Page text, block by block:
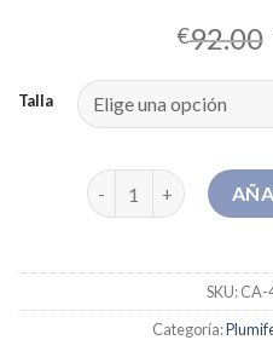
€92.00
Talla
plumiferos mujer
SKU:CA-
Categoría: